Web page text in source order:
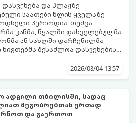
დასვენება და პლაჟზე
საათები წლის ყველაზე
პერიოდია, თუმცა
კანმა, წყალში დასველებულმა
ან სახლში დარჩენილმა
ნივთებმა შესაძლოა დასვენების
იგრძნოთ და არაფერი
2026/08/04 13:57
ადგილი თბილისში, სადაც
მეგობრებთან ერთად
და გაერთოთ